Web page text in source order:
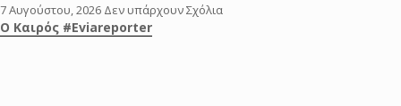
7 Αυγούστου, 2026 Δεν υπάρχουν Σχόλια
O Kαιρός #Eviareporter